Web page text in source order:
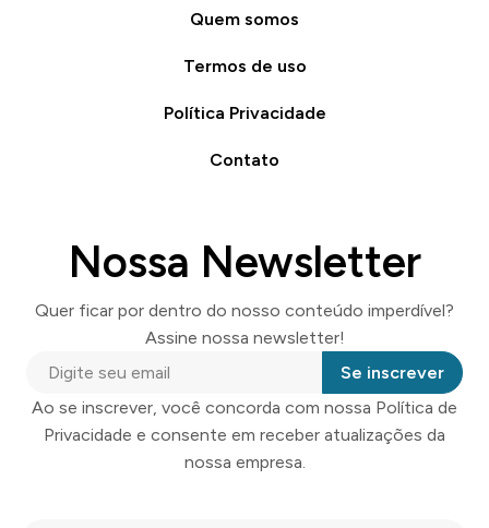
Quem somos
Termos de uso
Política Privacidade
Contato
Nossa Newsletter
Quer ficar por dentro do nosso conteúdo imperdível?
Assine nossa newsletter!
Se inscrever
Ao se inscrever, você concorda com nossa Política de
Privacidade e consente em receber atualizações da
nossa empresa.